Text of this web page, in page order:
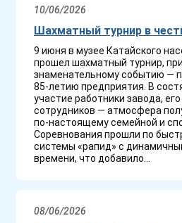
10/06/2026
Шахматный турнир в
9 июня в музее Катайского
прошел шахматный турнир,
знаменательному событию —
85‑летию предприятия. В
участие работники завода,
сотрудников — атмосфера
по‑настоящему семейной и
Соревнования прошли по
системы «рапид» с
времени, что добавило...
08/06/2026